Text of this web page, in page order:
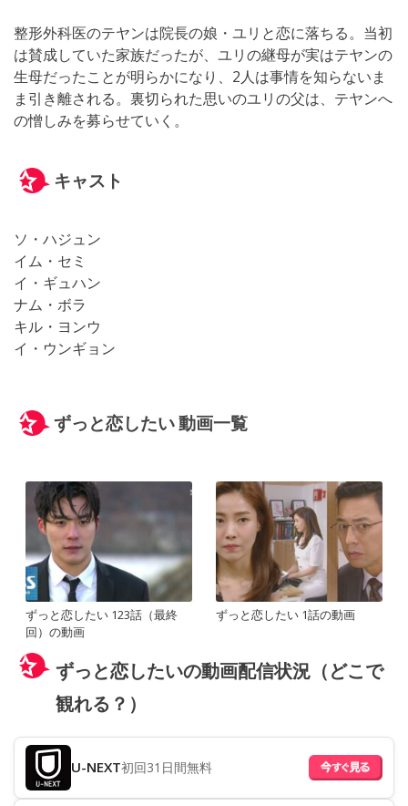
整形外科医のテヤンは院長の娘・ユリと恋に落ちる。当初
は賛成していた家族だったが、ユリの継母が実はテヤンの
生母だったことが明らかになり、2人は事情を知らないま
ま引き離される。裏切られた思いのユリの父は、テヤンへ
の憎しみを募らせていく。
キャスト
ソ・ハジュン
イム・セミ
イ・ギュハン
ナム・ボラ
キル・ヨンウ
イ・ウンギョン
ずっと恋したい 動画一覧
ずっと恋したい 123話（最終
回）の動画
ずっと恋したい 1話の動画
ずっと恋したいの動画配信状況（どこで
観れる？）
U-NEXT初回31日間無料